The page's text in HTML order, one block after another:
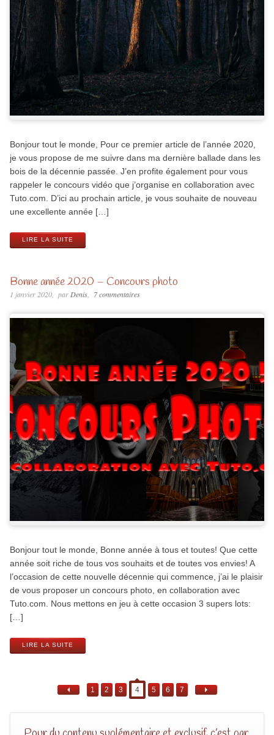
Bonjour tout le monde, Pour ce premier article de l’année 2020,
je vous propose de me suivre dans ma dernière ballade dans les
bois de la décennie passée. J’en profite également pour vous
rappeler le concours vidéo que j’organise en collaboration avec
Tuto.com. D’ici au prochain article, je vous souhaite de nouveau
une excellente année […]
LIRE LA SUITE
Bonne année 2020 – Concours photo
1 janvier 2020 par Denis 7 commentaires
Bonjour tout le monde, Bonne année à tous et toutes! Que cette
année soit riche de tous vos souhaits et de toutes vos envies! A
l’occasion de cette nouvelle décennie qui commence, j’ai le plaisir
de vous proposer un concours photo, en collaboration avec
Tuto.com. Nous mettons en jeu à cette occasion 3 supers lots:
[…]
LIRE LA SUITE
1 2 3 4 5 6 7